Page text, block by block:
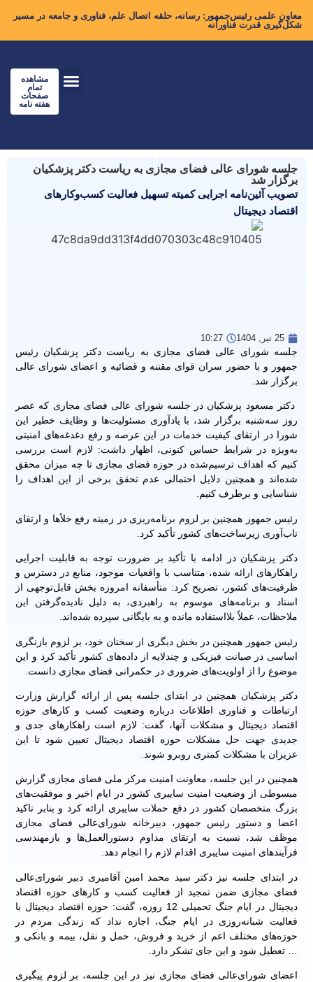
معاون علمی رئیس‌جمهور: رسانه، حلقه اتصال علم، فناوری و جامعه در مسیر
شکل‌گیری قدرت فناورانه
مشاهده
تمام
صفحات
هفته نامه
جلسه شورای‌ عالی فضای مجازی به ریاست دکتر پزشکیان
برگزار شد
تصویب آئین‌نامه اجرایی کمیته تسهیل فعالیت کسب‌وکارهای
اقتصاد دیجیتال
25 تیر, 1404 10:27
جلسه شورای عالی فضای مجازی به ریاست دکتر پزشکیان رئیس
جمهور و با حضور سران قوای مقننه و قضائیه و اعضای شورای عالی
برگزار شد.
دکتر مسعود پزشکیان در جلسه شورای عالی فضای مجازی که عصر
روز سه‌شنبه برگزار شد، با یادآوری مسئولیت‌ها و وظایف خطیر این
شورا در ارتقای کیفیت خدمات در این عرصه و رفع دغدغه‌های امنیتی
به‌ویژه در شرایط حساس کنونی، اظهار داشت: لازم است بررسی
کنیم که اهداف ترسیم‌شده در حوزه فضای مجازی تا چه میزان محقق
شده‌اند و همچنین دلایل احتمالی عدم تحقق برخی از این اهداف را
شناسایی و برطرف کنیم.
رئیس جمهور همچنین بر لزوم برنامه‌ریزی در زمینه رفع خلأها و ارتقای
تاب‌آوری زیرساخت‌های کشور تأکید کرد.
دکتر پزشکیان در ادامه با تأکید بر ضرورت توجه به قابلیت اجرایی
راهکارهای ارائه‌ شده، متناسب با واقعیات موجود، منابع در دسترس و
ظرفیت‌های کشور، تصریح کرد: متأسفانه امروزه بخش قابل‌توجهی از
اسناد و برنامه‌های موسوم به راهبردی، به دلیل نادیده‌گرفتن این
ملاحظات، عملاً بلااستفاده مانده و به بایگانی سپرده شده‌اند.
رئیس جمهور همچنین در بخش دیگری از سخنان خود، بر لزوم بازنگری
اساسی در صیانت فیزیکی و چندلایه از داده‌های کشور تأکید کرد و این
موضوع را از اولویت‌های ضروری در حکمرانی فضای مجازی دانست.
دکتر پزشکیان همچنین در ابتدای جلسه پس از ارائه گزارش وزارت
ارتباطات و فناوری اطلاعات درباره وضعیت کسب و کارهای حوزه
اقتصاد دیجیتال و مشکلات آنها، گفت: لازم است راهکارهای جدی و
جدیدی جهت حل مشکلات حوزه اقتصاد دیجیتال تعیین شود تا این
عزیزان با مشکلات کمتری روبرو شوند.
همچنین در این جلسه، معاونت امنیت مرکز ملی فضای مجازی گزارش
مبسوطی از وضعیت امنیت سایبری کشور در ایام اخیر و موفقیت‌های
بزرگ متخصصان کشور در دفع حملات سایبری ارائه کرد و بنابر تاکید
اعضا و دستور رئیس جمهور، دبیرخانه شورای‌عالی فضای مجازی
موظف شد، نسبت به ارتقای مداوم دستورالعمل‌ها و بازمهندسی
فرآیندهای امنیت سایبری اقدام لازم را انجام دهد.
در ابتدای جلسه نیز دکتر سید محمد امین آقامیری دبیر شورای‌عالی
فضای مجازی ضمن تمجید از فعالیت کسب و کارهای حوزه اقتصاد
دیجیتال در ایام جنگ تحمیلی 12 روزه، گفت: حوزه اقتصاد دیجیتال با
فعالیت شبانه‌روزی در ایام جنگ، اجازه نداد که زندگی مردم در
حوزه‌های مختلف اعم از خرید و فروش، حمل و نقل، بیمه و بانکی و
… تعطیل شود و این جای تشکر دارد.
اعضای شورای‌عالی فضای مجازی نیز در این جلسه، بر لزوم پیگیری